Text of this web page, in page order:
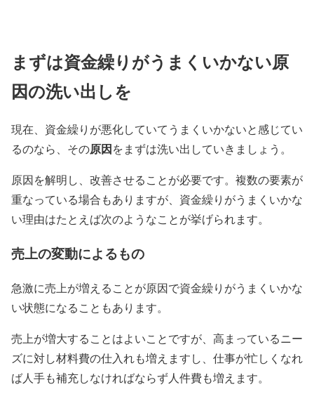
まずは資金繰りがうまくいかない原
因の洗い出しを
現在、資金繰りが悪化していてうまくいかないと感じてい
るのなら、その原因をまずは洗い出していきましょう。
原因を解明し、改善させることが必要です。複数の要素が
重なっている場合もありますが、資金繰りがうまくいかな
い理由はたとえば次のようなことが挙げられます。
売上の変動によるもの
急激に売上が増えることが原因で資金繰りがうまくいかな
い状態になることもあります。
売上が増大することはよいことですが、高まっているニー
ズに対し材料費の仕入れも増えますし、仕事が忙しくなれ
ば人手も補充しなければならず人件費も増えます。